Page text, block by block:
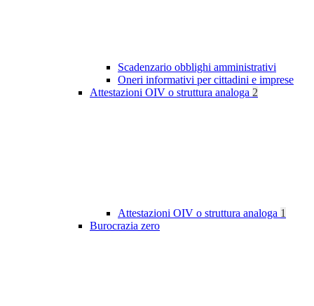
Scadenzario obblighi amministrativi
Oneri informativi per cittadini e imprese
Attestazioni OIV o struttura analoga 2
Attestazioni OIV o struttura analoga 1
Burocrazia zero